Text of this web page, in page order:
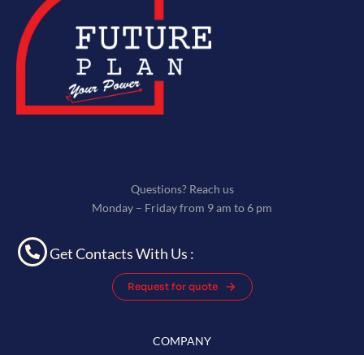
Questions? Reach us
Monday – Friday from 9 am to 6 pm
Get Contacts With Us :
Request for quote
COMPANY